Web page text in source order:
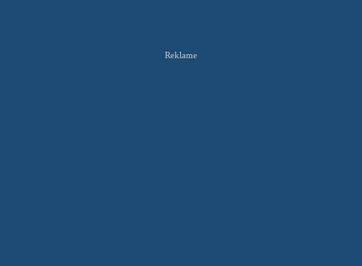
Reklame